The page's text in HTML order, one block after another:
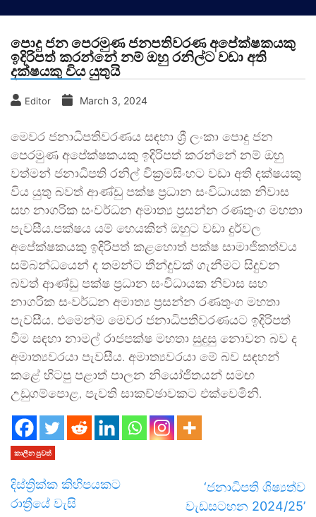
පොදු ජන පෙරමුණ ජනපතිවරණ අපේක්ෂකයකු
ඉදිරිපත් කරන්නේ නම් ඔහු රනිල්ට වඩා අති
දක්ෂයකු විය යුතුයි
Editor March 3, 2024
මෙවර ජනාධිපතිවරණය සඳහා ශ්‍රී ලංකා පොදු ජන
පෙරමුණ අපේක්ෂකයකු ඉදිරිපත් කරන්නේ නම් ඔහු
වත්මන් ජනාධිපති රනිල් වික්‍රමසිංහට වඩා අති දක්ෂයකු
විය යුතු බවත් ආණ්ඩු පක්ෂ ප්‍රධාන සංවිධායක නිවාස
සහ නාගරික සංවර්ධන අමාත්‍ය ප්‍රසන්න රණතුංග මහතා
පැවසීය.පක්ෂය යම් හෙයකින් ඔහුට වඩා දුර්වල
අපේක්ෂකයකු ඉදිරිපත් කළහොත් පක්ෂ සාමාජිකත්වය
සම්බන්ධයෙන් ද තමන්ට තීන්දුවක් ගැනීමට සිදුවන
බවත් ආණ්ඩු පක්ෂ ප්‍රධාන සංවිධායක නිවාස සහ
නාගරික සංවර්ධන අමාත්‍ය ප්‍රසන්න රණතුංග මහතා
පැවසීය. එමෙන්ම මෙවර ජනාධිපතිවරණයට ඉදිරිපත්
වීම සඳහා නාමල් රාජපක්ෂ මහතා සුදුසු නොවන බව ද
අමාත්‍යවරයා පැවසීය. අමාත්‍යවරයා මේ බව සඳහන්
කළේ හිටපු පළාත් පාලන නියෝජිතයන් සමඟ
උඩුගම්පොළ, පැවති සාකච්ඡාවකට එක්වෙමිනි.
කාලීන පුවත්
දිස්ත්‍රික්ක කිහිපයකට
රාත්‍රීයේ වැසි
‘ජනාධිපති ශිෂ්‍යත්ව
වැඩසටහන 2024/25’